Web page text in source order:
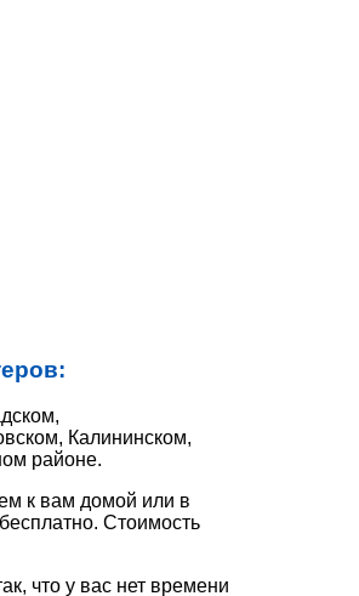
Калининском,
районе.
к вам домой или в
Стоимость
что у вас нет времени